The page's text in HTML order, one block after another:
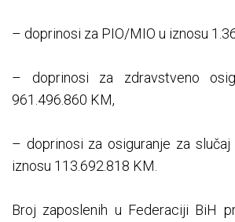
– doprinosi za PIO/MIO u iznosu
– doprinosi za zdravstveno
961.496.860 KM,
– doprinosi za osiguranje za slučaj
iznosu 113.692.818 KM.
Broj zaposlenih u Federaciji BiH